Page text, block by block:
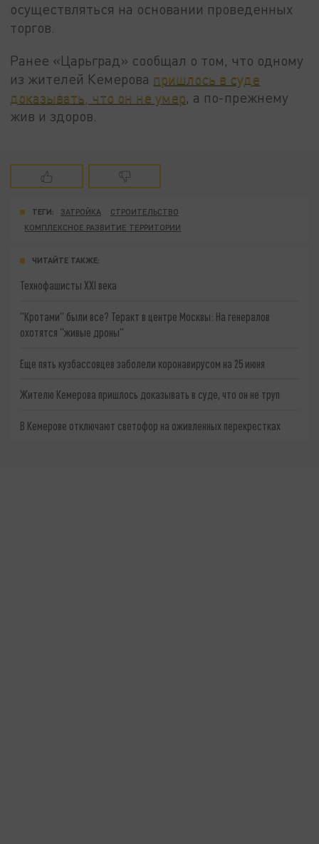
осуществляться на основании проведенных
торгов.
Ранее «Царьград» сообщал о том, что одному
из жителей Кемерова пришлось в суде
доказывать, что он не умер, а по-прежнему
жив и здоров.
ТЕГИ: ЗАТРОЙКА
СТРОИТЕЛЬСТВО
КОМПЛЕКСНОЕ РАЗВИТИЕ ТЕРРИТОРИИ
ЧИТАЙТЕ ТАКЖЕ:
Технофашисты XXI века
"Кротами" были все? Теракт в центре Москвы: На генералов
охотятся "живые дроны"
Еще пять кузбассовцев заболели коронавирусом на 25 июня
Жителю Кемерова пришлось доказывать в суде, что он не труп
В Кемерове отключают светофор на оживленных перекрестках